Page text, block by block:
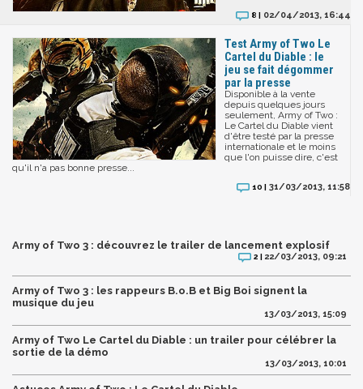
8 | 02/04/2013, 16:44
Test Army of Two Le
Cartel du Diable : le
jeu se fait dégommer
par la presse
Disponible à la vente
depuis quelques jours
seulement, Army of Two :
Le Cartel du Diable vient
d'être testé par la presse
internationale et le moins
que l'on puisse dire, c'est
qu'il n'a pas bonne presse...
10 | 31/03/2013, 11:58
Army of Two 3 : découvrez le trailer de lancement explosif
2 | 22/03/2013, 09:21
Army of Two 3 : les rappeurs B.o.B et Big Boi signent la
musique du jeu
13/03/2013, 15:09
Army of Two Le Cartel du Diable : un trailer pour célébrer la
sortie de la démo
13/03/2013, 10:01